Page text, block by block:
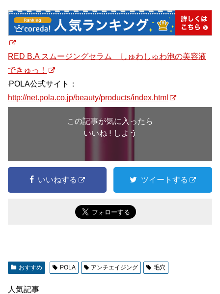
RED B.A スムージングセラム しゅわしゅわ泡の美容液
できゅっ！
POLA公式サイト：
http://net.pola.co.jp/beauty/products/index.html
この記事が気に入ったら
いいね ! しよう
いいねする ツイートする
おすすめ POLA アンチエイジング 毛穴
人気記事